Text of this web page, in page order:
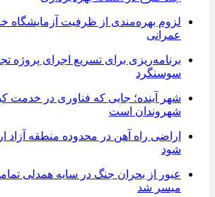
لزوم بهره‌مندی از ظرفیت آزمایشگاه
عمرانی
برنامه‌ریزی برای تسریع اجرای پروژه
سوسنگرد
شهر آینده؛ جایی که فناوری در خدمت
شهروندان است
اراضی راه آهن در محدوده منطقه
شود
عبور از بحران جنگ در سایه همدلی
میسر شد